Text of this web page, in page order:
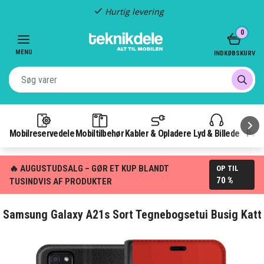
Fragt kun 29,-
MENU
Mobilreservedele Mobiltilbehør Kabler & Opladere Lyd & Billede
0
INDKØBSKURV
🔥 AUGUSTUDSALG – GØR ET KUP BLANDT
TUSINDVIS AF PRODUKTER
OP TIL
70 %
Samsung Galaxy A21s Sort Tegnebogsetui Busig Katt